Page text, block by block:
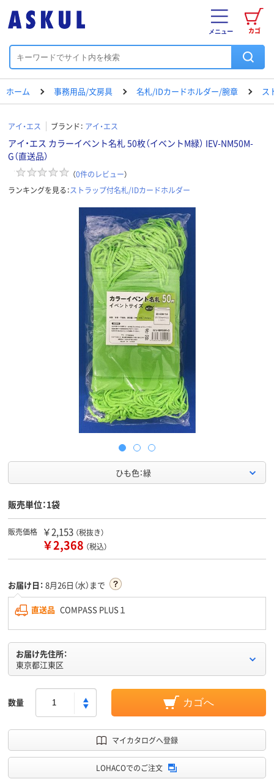
カゴ
メニュー
ホーム 事務用品/文房具 名札/IDカードホルダー/腕章 ス
アイ・エス ブランド： アイ・エス
アイ・エス カラーイベント名札 50枚（イベントM緑） IEV-NM50M-
G（直送品）
（0件のレビュー）
ランキングを見る：ストラップ付名札/IDカードホルダー
ひも色：緑
販売単位：1袋
販売価格 ￥2,153 （税抜き）
￥2,368 （税込）
お届け日： 8月26日（水）まで
直送品 COMPASS PLUS１
お届け先住所：
東京都江東区
数量 カゴへ
マイカタログへ登録
LOHACOでのご注文